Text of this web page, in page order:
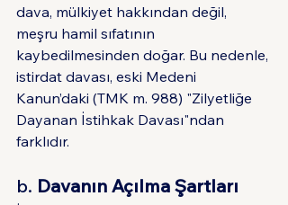
dava, mülkiyet hakkından değil,
meşru hamil sıfatının
kaybedilmesinden doğar. Bu nedenle,
istirdat davası, eski Medeni
Kanun’daki (TMK m. 988) "Zilyetliğe
Dayanan İstihkak Davası"ndan
farklıdır.
b. Davanın Açılma Şartları